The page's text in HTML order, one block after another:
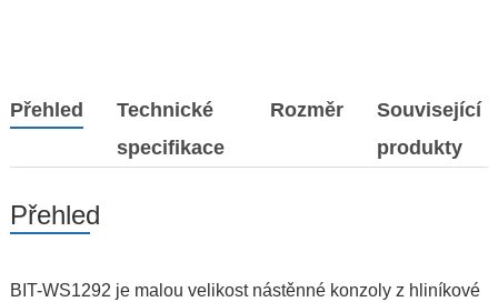
Přehled
Technické
specifikace
Rozměr
Související
produkty
Přehled
BIT-WS1292 je malou velikost nástěnné konzoly z hliníkové